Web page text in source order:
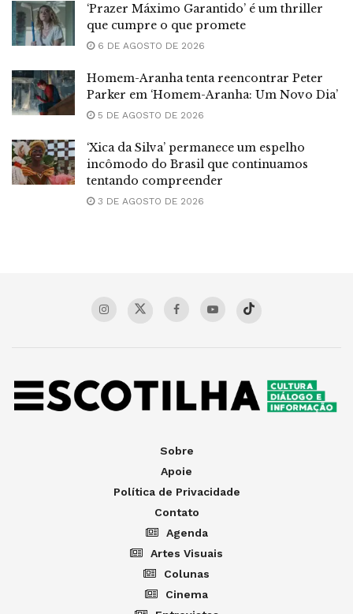
‘Prazer Máximo Garantido’ é um thriller
que cumpre o que promete
6 DE AGOSTO DE 2026
Homem-Aranha tenta reencontrar Peter
Parker em ‘Homem-Aranha: Um Novo Dia’
5 DE AGOSTO DE 2026
‘Xica da Silva’ permanece um espelho
incômodo do Brasil que continuamos
tentando compreender
3 DE AGOSTO DE 2026
Sobre
Apoie
Política de Privacidade
Contato
Agenda
Artes Visuais
Colunas
Cinema